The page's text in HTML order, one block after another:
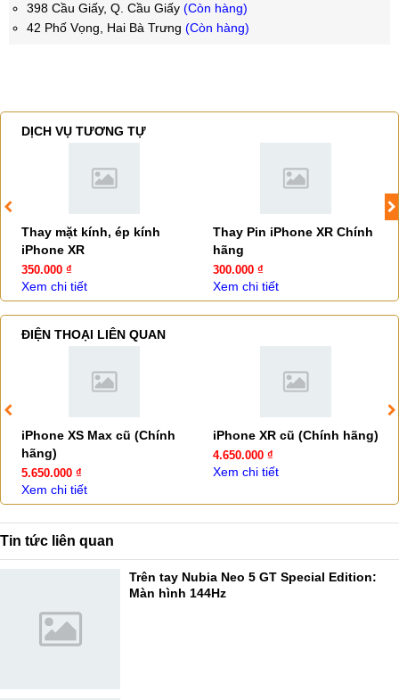
398 Cầu Giấy, Q. Cầu Giấy (Còn hàng)
42 Phố Vọng, Hai Bà Trưng (Còn hàng)
DỊCH VỤ TƯƠNG TỰ
Thay mặt kính, ép kính
iPhone XR
350.000 ₫
Xem chi tiết
Thay Pin iPhone XR Chính
hãng
300.000 ₫
Xem chi tiết
ĐIỆN THOẠI LIÊN QUAN
iPhone XS Max cũ (Chính
hãng)
5.650.000 ₫
Xem chi tiết
iPhone XR cũ (Chính hãng)
4.650.000 ₫
Xem chi tiết
Tin tức liên quan
Trên tay Nubia Neo 5 GT Special Edition:
Màn hình 144Hz